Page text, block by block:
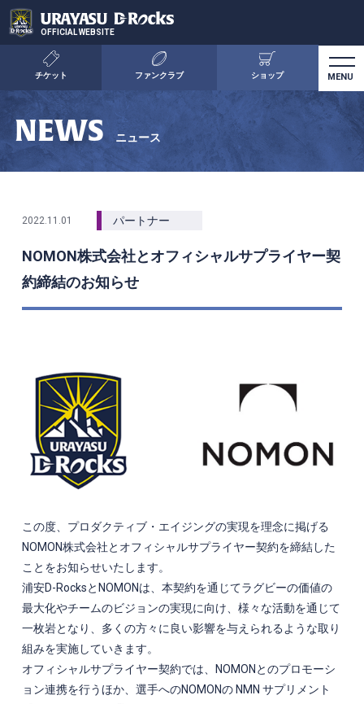
OFFICIAL WEBSITE
チケット ファンクラブ ショップ
NEWS ニュース
2022.11.01 パートナー
NOMON株式会社とオフィシャルサプライヤー契
約締結のお知らせ
この度、プロダクティブ・エイジングの実現を理念に掲げる
NOMON株式会社とオフィシャルサプライヤー契約を締結した
ことをお知らせいたします。
浦安D-RocksとNOMONは、本契約を通じてラグビーの価値の
最大化やチームのビジョンの実現に向け、様々な活動を通じて
一枚岩となり、多くの方々に良い影響を与えられるような取り
組みを実施していきます。
オフィシャルサプライヤー契約では、NOMONとのプロモーシ
ョン連携を行うほか、選手へのNOMONの NMN サプリメント